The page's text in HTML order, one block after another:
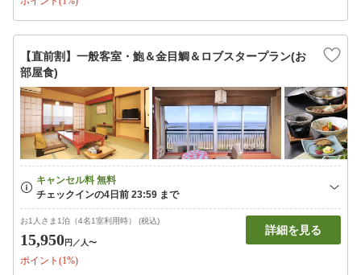
【直前割】一般客室・鮑＆金目鯛＆ロブスタープラン(お
部屋食)
お1人さま1泊（4名1室利用時） (税込)
15,950円 ／人〜
ポイント(1%)
詳細を見る